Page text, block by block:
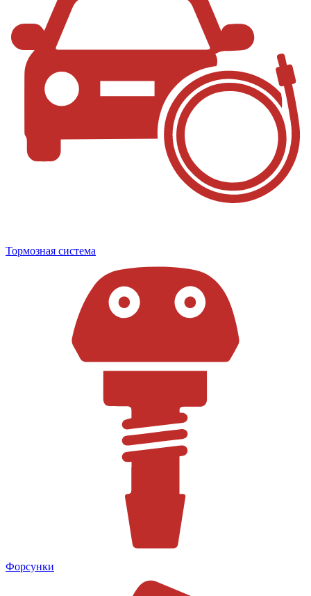
Тормозная система
Форсунки